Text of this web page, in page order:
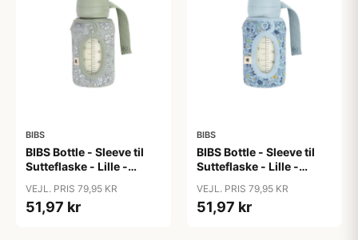
BIBS
BIBS Bottle - Sleeve til
Sutteflaske - Lille -
VEJL. PRIS 79,95 KR
51,97 kr
BIBS
BIBS Bottle - Sleeve til
Sutteflaske - Lille -
Lawn/Baby Blue
VEJL. PRIS 79,95 KR
51,97 kr